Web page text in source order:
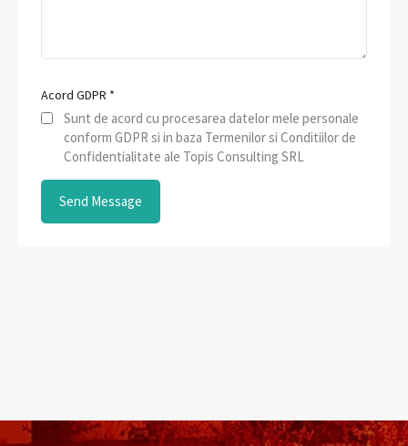
Acord GDPR *
Sunt de acord cu procesarea datelor mele personale
conform GDPR si in baza Termenilor si Conditiilor de
Confidentialitate ale Topis Consulting SRL